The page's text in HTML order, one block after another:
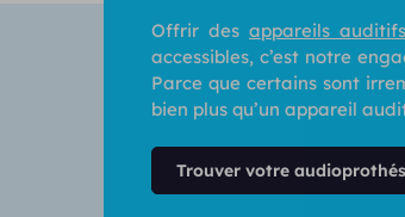
Offrir des appareils auditifs
accessibles, c’est notre
Parce que certains sont
bien plus qu’un appareil
Trouver votre